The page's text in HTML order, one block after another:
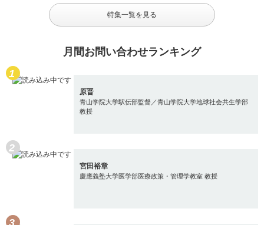
特集一覧を見る
月間お問い合わせランキング
原晋
青山学院大学駅伝部監督／青山学院大学地球社会共生学部
教授
宮田裕章
慶應義塾大学医学部医療政策・管理学教室 教授